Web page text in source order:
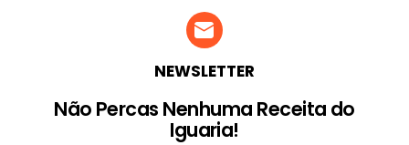
NEWSLETTER
Não Percas Nenhuma Receita do
Iguaria!